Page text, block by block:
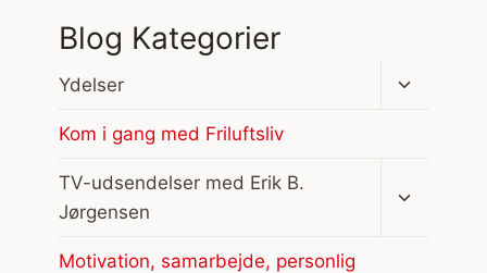
Blog Kategorier
Ydelser
Skift
Kom i gang med Friluftsliv
TV-udsendelser med Erik B.
Jørgensen
Motivation, samarbejde, personlig